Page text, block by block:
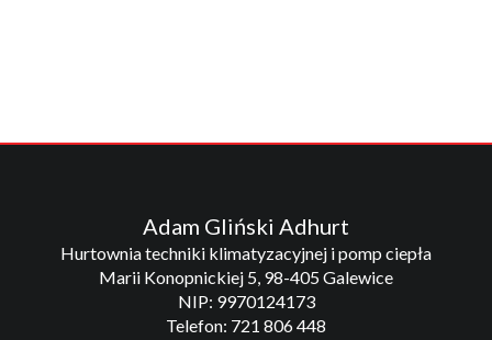
Adam Gliński Adhurt
Hurtownia techniki klimatyzacyjnej i pomp ciepła
Marii Konopnickiej 5, 98-405 Galewice
NIP: 9970124173
Telefon: 721 806 448